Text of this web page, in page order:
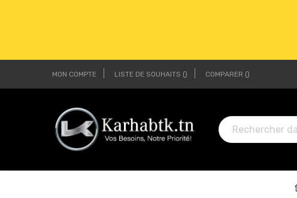
MON COMPTE LISTE DE SOUHAITS COMPARER